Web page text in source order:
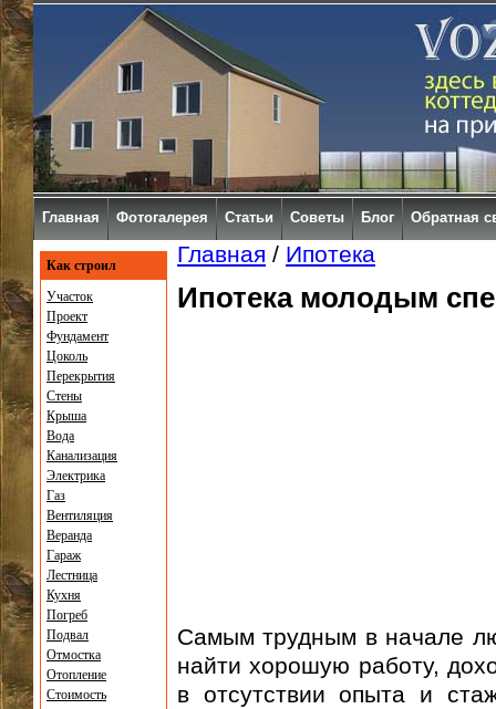
Главная / Ипотека
Ипотека молодым
Самым трудным в начале
найти хорошую работу,
в отсутствии опыта и
Как строил
Участок
Проект
Фундамент
Цоколь
Перекрытия
Стены
Крыша
Вода
Канализация
Электрика
Газ
Вентиляция
Веранда
Гараж
Лестница
Кухня
Погреб
Подвал
Отмостка
Отопление
Стоимость
Главная Фотогалерея Статьи Советы Блог Обратная